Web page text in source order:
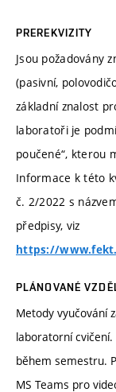
PREREKVIZITY
Jsou požadovány
(pasivní,
základní znalost
laboratoři je
poučené“, kterou
Informace k této
č. 2/2022 s
předpisy, viz
https://
PLÁNOVANÉ
Metody vyučování
laboratorní
během semestru.
MS Teams pro